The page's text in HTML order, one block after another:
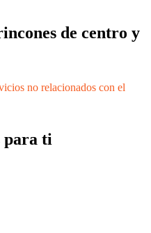
de centro y
no relacionados con el
para ti